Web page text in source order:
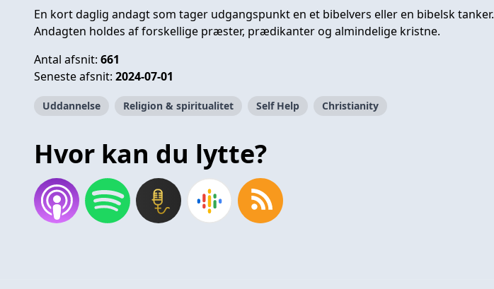
En kort daglig andagt som tager udgangspunkt en et bibelvers eller en bibelsk tanker.
Andagten holdes af forskellige præster, prædikanter og almindelige kristne.
Antal afsnit: 661
Seneste afsnit: 2024-07-01
Uddannelse Religion & spiritualitet Self Help Christianity
Hvor kan du lytte?